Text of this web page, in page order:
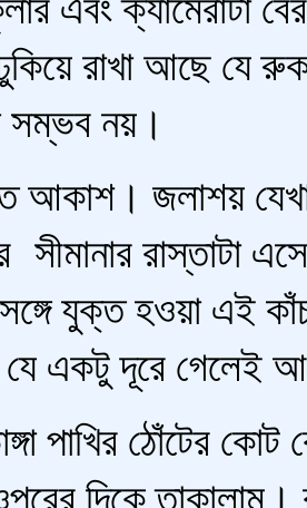
রাখা আছে যে
সম্ভব নয়।
আকাশ। জলাশয়
সীমানার রাস্তাটা
যুক্ত হওয়া এই
একটু দূরে গেলেই
পাখির ঠোঁটের
দিকে